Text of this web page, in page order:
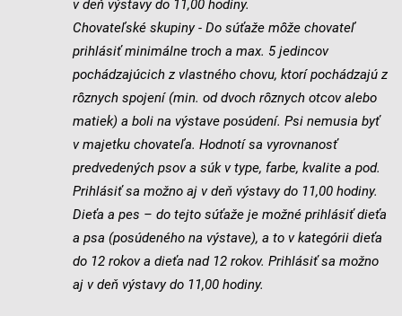
v deň výstavy do 11,00 hodiny.
Chovateľské skupiny - Do súťaže môže chovateľ
prihlásiť minimálne troch a max. 5 jedincov
pochádzajúcich z vlastného chovu, ktorí pochádzajú z
rôznych spojení (min. od dvoch rôznych otcov alebo
matiek) a boli na výstave posúdení. Psi nemusia byť
v majetku chovateľa. Hodnotí sa vyrovnanosť
predvedených psov a súk v type, farbe, kvalite a pod.
Prihlásiť sa možno aj v deň výstavy do 11,00 hodiny.
Dieťa a pes – do tejto súťaže je možné prihlásiť dieťa
a psa (posúdeného na výstave), a to v kategórii dieťa
do 12 rokov a dieťa nad 12 rokov. Prihlásiť sa možno
aj v deň výstavy do 11,00 hodiny.